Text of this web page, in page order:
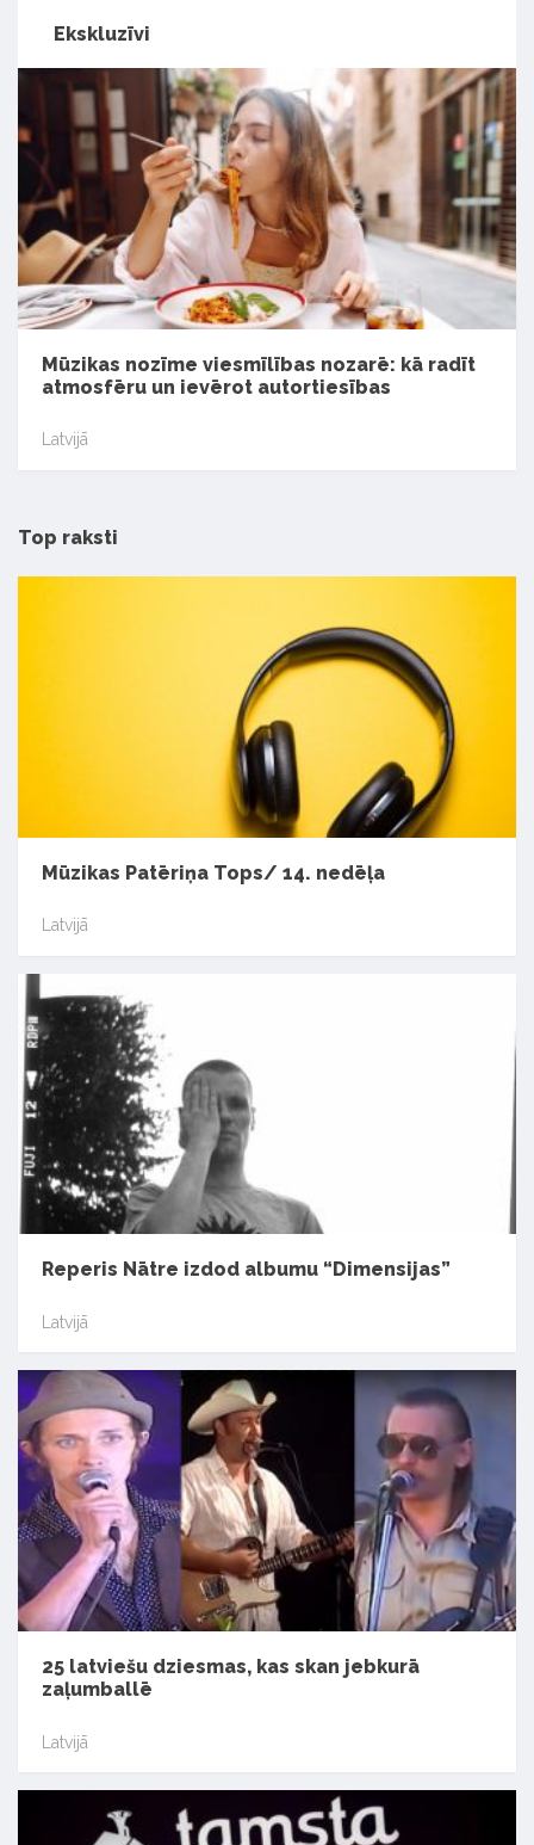
Ekskluzīvi
Mūzikas nozīme viesmīlības nozarē: kā radīt
atmosfēru un ievērot autortiesības
Latvijā
Top raksti
Mūzikas Patēriņa Tops/ 14. nedēļa
Latvijā
Reperis Nātre izdod albumu “Dimensijas”
Latvijā
25 latviešu dziesmas, kas skan jebkurā
zaļumballē
Latvijā